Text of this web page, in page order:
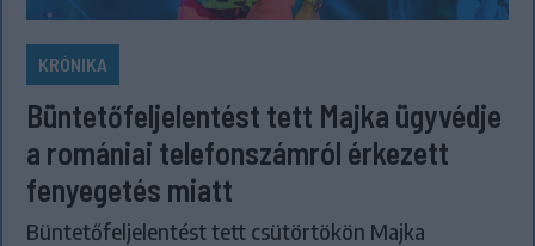
KRÓNIKA
Büntetőfeljelentést tett Majka ügyvédje
a romániai telefonszámról érkezett
fenyegetés miatt
Büntetőfeljelentést tett csütörtökön Majka